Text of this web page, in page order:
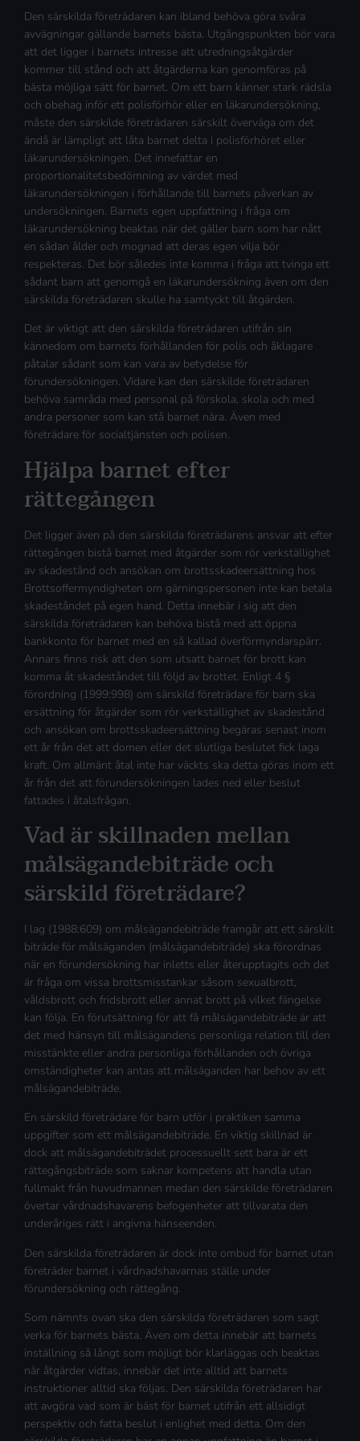
Den särskilda företrädaren kan ibland behöva göra svåra
avvägningar gällande barnets bästa. Utgångspunkten bör vara
att det ligger i barnets intresse att utredningsåtgärder
kommer till stånd och att åtgärderna kan genomföras på
bästa möjliga sätt för barnet. Om ett barn känner stark rädsla
och obehag inför ett polisförhör eller en läkarundersökning,
måste den särskilde företrädaren särskilt överväga om det
ändå är lämpligt att låta barnet delta i polisförhöret eller
läkarundersökningen. Det innefattar en
proportionalitetsbedömning av värdet med
läkarundersökningen i förhållande till barnets påverkan av
undersökningen. Barnets egen uppfattning i fråga om
läkarundersökning beaktas när det gäller barn som har nått
en sådan ålder och mognad att deras egen vilja bör
respekteras. Det bör således inte komma i fråga att tvinga ett
sådant barn att genomgå en läkarundersökning även om den
särskilda företrädaren skulle ha samtyckt till åtgärden.
Det är viktigt att den särskilda företrädaren utifrån sin
kännedom om barnets förhållanden för polis och åklagare
påtalar sådant som kan vara av betydelse för
förundersökningen. Vidare kan den särskilde företrädaren
behöva samråda med personal på förskola, skola och med
andra personer som kan stå barnet nära. Även med
företrädare för socialtjänsten och polisen.
Hjälpa barnet efter
rättegången
Det ligger även på den särskilda företrädarens ansvar att efter
rättegången bistå barnet med åtgärder som rör verkställighet
av skadestånd och ansökan om brottsskadeersättning hos
Brottsoffermyndigheten om gärningspersonen inte kan betala
skadeståndet på egen hand. Detta innebär i sig att den
särskilda företrädaren kan behöva bistå med att öppna
bankkonto för barnet med en så kallad överförmyndarspärr.
Annars finns risk att den som utsatt barnet för brott kan
komma åt skadeståndet till följd av brottet. Enligt 4 §
förordning (1999:998) om särskild företrädare för barn ska
ersättning för åtgärder som rör verkställighet av skadestånd
och ansökan om brottsskadeersättning begäras senast inom
ett år från det att domen eller det slutliga beslutet fick laga
kraft. Om allmänt åtal inte har väckts ska detta göras inom ett
år från det att förundersökningen lades ned eller beslut
fattades i åtalsfrågan.
Vad är skillnaden mellan
målsägandebiträde och
särskild företrädare?
I lag (1988:609) om målsägandebiträde framgår att ett särskilt
biträde för målsäganden (målsägandebiträde) ska förordnas
när en förundersökning har inletts eller återupptagits och det
är fråga om vissa brottsmisstankar såsom sexualbrott,
våldsbrott och fridsbrott eller annat brott på vilket fängelse
kan följa. En förutsättning för att få målsägandebiträde är att
det med hänsyn till målsägandens personliga relation till den
misstänkte eller andra personliga förhållanden och övriga
omständigheter kan antas att målsäganden har behov av ett
målsägandebiträde.
En särskild företrädare för barn utför i praktiken samma
uppgifter som ett målsägandebiträde. En viktig skillnad är
dock att målsägandebiträdet processuellt sett bara är ett
rättegångsbiträde som saknar kompetens att handla utan
fullmakt från huvudmannen medan den särskilde företrädaren
övertar vårdnadshavarens befogenheter att tillvarata den
underåriges rätt i angivna hänseenden.
Den särskilda företrädaren är dock inte ombud för barnet utan
företräder barnet i vårdnadshavarnas ställe under
förundersökning och rättegång.
Som nämnts ovan ska den särskilda företrädaren som sagt
verka för barnets bästa. Även om detta innebär att barnets
inställning så långt som möjligt bör klarläggas och beaktas
när åtgärder vidtas, innebär det inte alltid att barnets
instruktioner alltid ska följas. Den särskilda företrädaren har
att avgöra vad som är bäst för barnet utifrån ett allsidigt
perspektiv och fatta beslut i enlighet med detta. Om den